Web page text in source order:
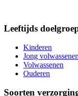
Leeftijds
Kinderen
Jong volwassenen
Volwassenen
Ouderen
Soorten